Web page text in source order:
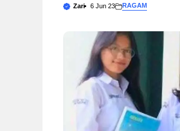
Zari 6 Jun 23 RAGAM